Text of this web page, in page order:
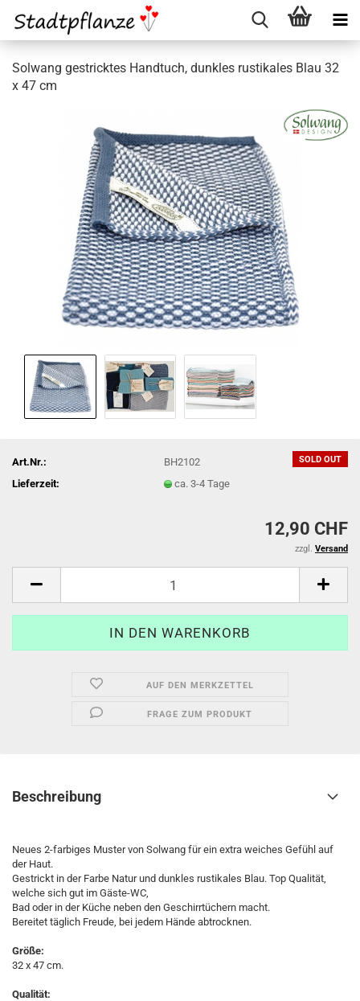
Solwang gestricktes Handtuch, dunkles rustikales Blau 32
x 47 cm
SOLD OUT
Art.Nr.:
BH2102
Lieferzeit:
ca. 3-4 Tage
12,90 CHF
zzgl. Versand
AUF DEN MERKZETTEL
FRAGE ZUM PRODUKT
Beschreibung
Neues 2-farbiges Muster von Solwang für ein extra weiches Gefühl auf
der Haut.
Gestrickt in der Farbe Natur und dunkles rustikales Blau. Top Qualität,
welche sich gut im Gäste-WC,
Bad oder in der Küche neben den Geschirrtüchern macht.
Bereitet täglich Freude, bei jedem Hände abtrocknen.
Größe:
32 x 47 cm.
Qualität: